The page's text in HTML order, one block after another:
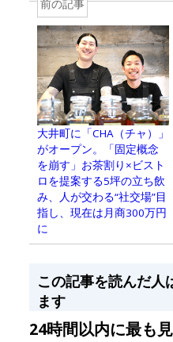
前の記事
大井町に「CHA（チャ）」
がオープン。「固定概念
を崩す」お茶割り×ビスト
ロを提案する5坪の立ち飲
み、人が交わる“社交場”目
指し、現在は月商300万円
に
この記事を読んだ人
ます
24時間以内に最も